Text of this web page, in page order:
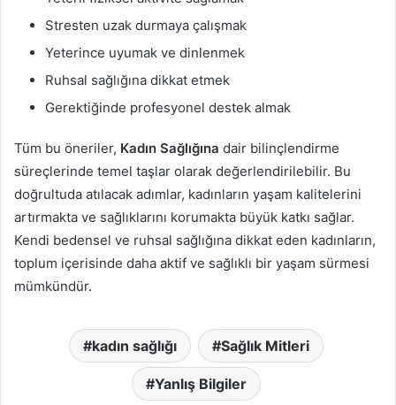
Stresten uzak durmaya çalışmak
Yeterince uyumak ve dinlenmek
Ruhsal sağlığına dikkat etmek
Gerektiğinde profesyonel destek almak
Tüm bu öneriler, Kadın Sağlığına dair bilinçlendirme
süreçlerinde temel taşlar olarak değerlendirilebilir. Bu
doğrultuda atılacak adımlar, kadınların yaşam kalitelerini
artırmakta ve sağlıklarını korumakta büyük katkı sağlar.
Kendi bedensel ve ruhsal sağlığına dikkat eden kadınların,
toplum içerisinde daha aktif ve sağlıklı bir yaşam sürmesi
mümkündür.
kadın sağlığı Sağlık Mitleri
Yanlış Bilgiler